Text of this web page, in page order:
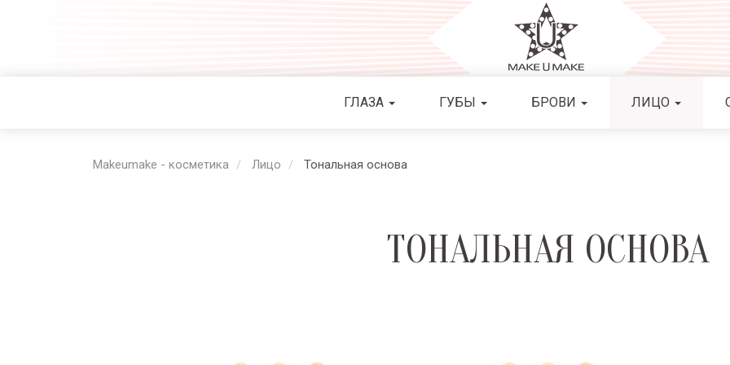
ГЛАЗА ГУБЫ БРОВИ ЛИЦО
Makeumake - косметика Лицо Тональная основа
ТОНАЛЬНАЯ ОСНОВА